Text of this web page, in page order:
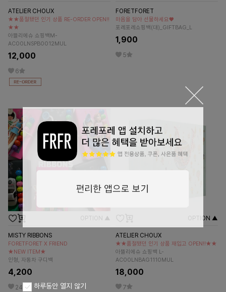
ATELIER CHOUX
★★품절됐던 인기 상품 RE-ORDER OPEN!!
★★
아뜰리에슈 쇼핑백M-
AC00LNSPB0012MUL
12,000
6
FORETFORET
마음을 담아 선물하세요♥
포레포레쇼핑백(대)_GIFTBAG_L
1,900
5
OPTION ▲
MISTY RIBBONS
FORETFORET X FRIEND
★NEW ITEM★
인형, 자동차 구디백
4,200
24
OPTION ▲
ATELIER CHOUX
★★품절됐던 인기 상품 재입고 OPEN!!★★
아뜰리에슈 쇼핑백 L-
AC00LNBAG1110MUL
18,000
7
하루동안 열지 않기